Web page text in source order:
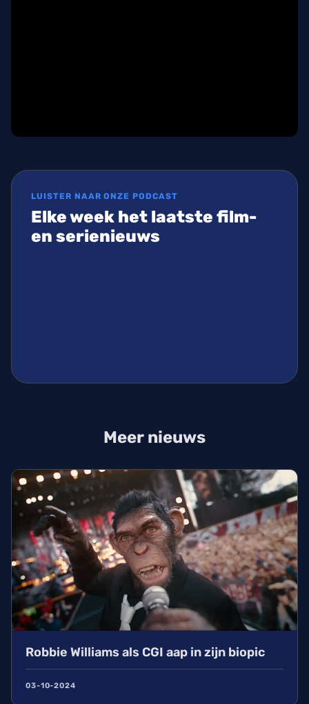
LUISTER NAAR ONZE PODCAST
Elke week het laatste film-
en serienieuws
Meer nieuws
Robbie Williams als CGI aap in zijn biopic
03-10-2024